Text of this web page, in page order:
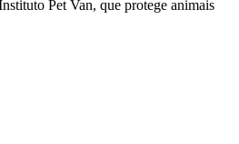
Pet Van, que protege animais